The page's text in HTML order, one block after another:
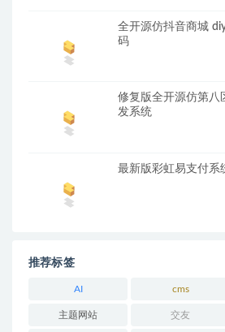
全开源仿抖音商城
码
修复版全开源仿第八
发系统
最新版彩虹易支付系
推荐标签
AI cms
主题网站 交友